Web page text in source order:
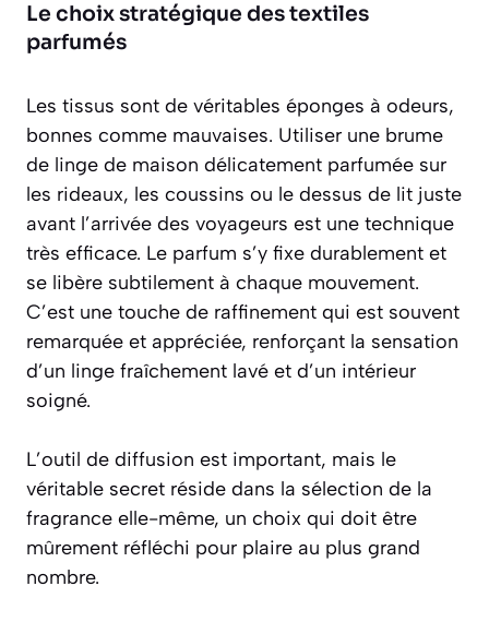
Le choix stratégique des textiles
parfumés
Les tissus sont de véritables éponges à odeurs,
bonnes comme mauvaises. Utiliser une brume
de linge de maison délicatement parfumée sur
les rideaux, les coussins ou le dessus de lit juste
avant l’arrivée des voyageurs est une technique
très efficace. Le parfum s’y fixe durablement et
se libère subtilement à chaque mouvement.
C’est une touche de raffinement qui est souvent
remarquée et appréciée, renforçant la sensation
d’un linge fraîchement lavé et d’un intérieur
soigné.
L’outil de diffusion est important, mais le
véritable secret réside dans la sélection de la
fragrance elle-même, un choix qui doit être
mûrement réfléchi pour plaire au plus grand
nombre.